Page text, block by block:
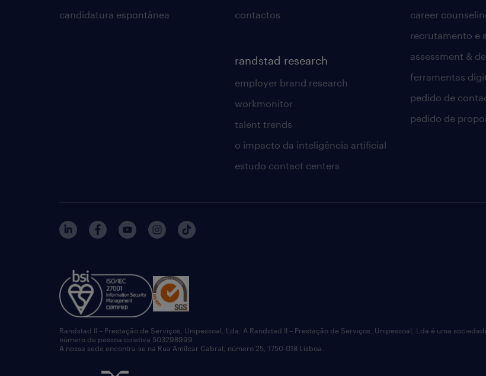
candidatura espontânea
contactos
randstad research
employer brand research
workmonitor
talent trends
o impacto da inteligência artificial
estudo contact centers
career
recrutamento e
assessment &
ferramentas
pedido de
pedido de
Randstad II – Prestação de Serviços, Unipessoal, Lda; A Randstad II – Prestação de Serviços, Unipessoal, Lda é uma
número de pessoa coletiva 503298999 .
A nossa sede encontra-se na Rua Amílcar Cabral, número 25, 1750-018 Lisboa.